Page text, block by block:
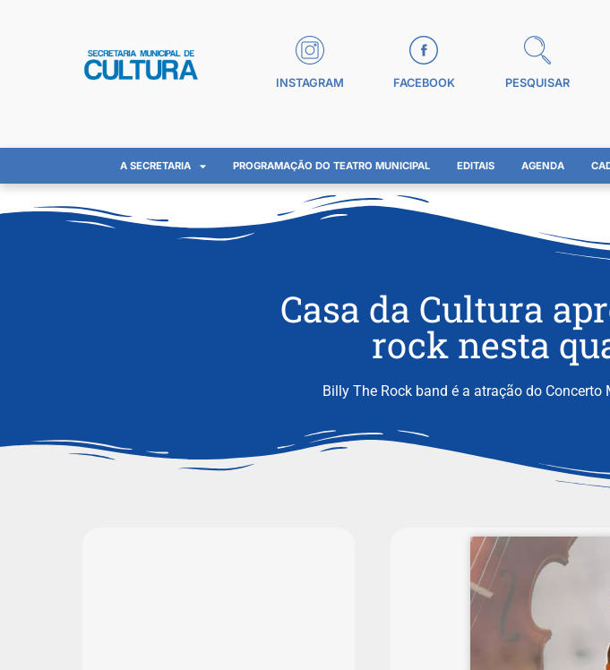
INSTAGRAM FACEBOOK PESQUISAR
A SECRETARIA PROGRAMAÇÃO DO TEATRO MUNICIPAL EDITAIS AGENDA
Casa da Cultura
rock nesta
Billy The Rock band é a atração do